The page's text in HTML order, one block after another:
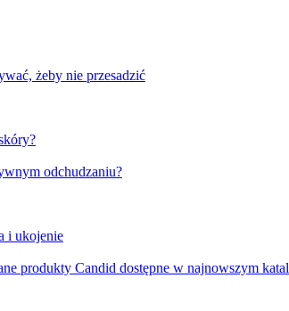
żeby nie przesadzić
odchudzaniu?
i ukojenie
produkty Candid dostępne w najnowszym